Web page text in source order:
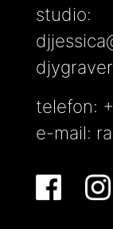
studio:
telefon:
e-mail: